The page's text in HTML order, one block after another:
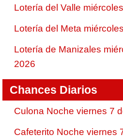
Lotería del Valle
Lotería del Meta
Lotería de Manizales
2026
Chances Diarios
Culona Noche viernes 7
Cafeterito Noche viernes